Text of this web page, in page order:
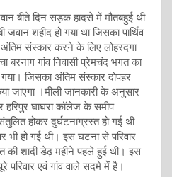
बीते दिन सड़क हादसे में मौतबहुई थी
शहीद हो गया था जिसका पार्थिव
अंतिम संस्कार करने के लिए लोहरदगा
बरनाग गांव निवासी प्रेमचंद भगत का
जिसका अंतिम संस्कार दोपहर
जाएगा ।मीली जानकारी के अनुसार
हरिपुर घाघरा कॉलेज के समीप
होकर दुर्घटनाग्रस्त हो गई थी
भी हो गई थी। इस घटना से परिवार
की शादी डेढ़ महीने पहले हुई थी। इस
परिवार एवं गांव वाले सदमे में है।